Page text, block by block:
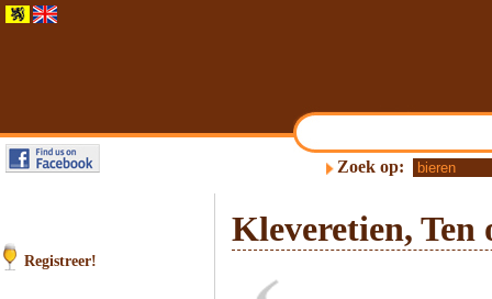
Zoek op:
Registreer!
Kleveretien,